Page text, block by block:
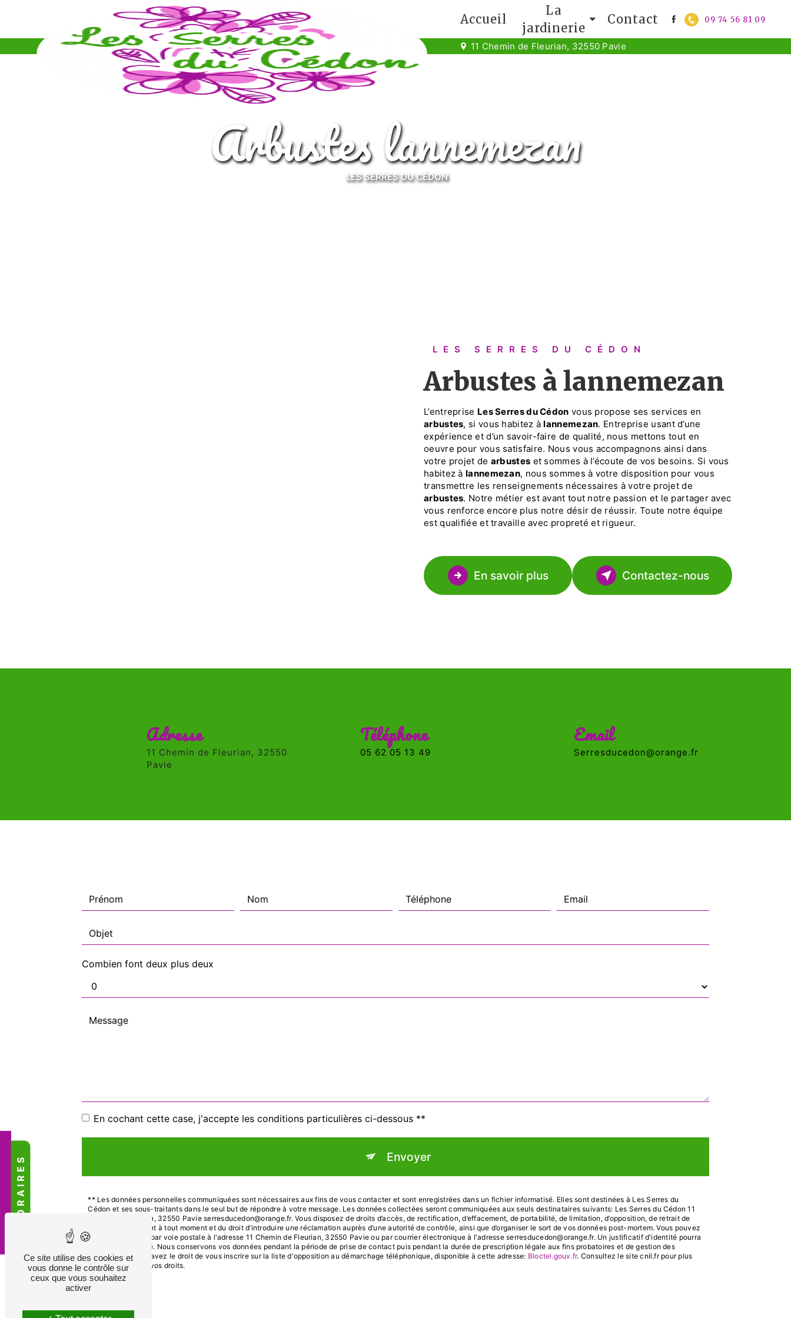
Accueil
La
jardinerie
Contact 09 74 56 81 09
11 Chemin de Fleurian, 32550 Pavie
HORAIRES
arbustes lannemezan
LES SERRES DU CÉDON
LES SERRES DU CÉDON
arbustes à lannemezan
L’entreprise Les Serres du Cédon vous propose ses services en
arbustes, si vous habitez àlannemezan. Entreprise usant d’une
expérience et d’un savoir-faire de qualité, nous mettons tout en
oeuvre pour vous satisfaire. Nous vous accompagnons ainsi dans
votre projet de arbustes et sommes à l’écoute de vos besoins. Si vous
habitez à lannemezan, nous sommes à votre disposition pour vous
transmettre les renseignements nécessaires à votre projet de
arbustes. Notre métier est avant tout notre passion et le partager avec
vous renforce encore plus notre désir de réussir. Toute notre équipe
est qualifiée et travaille avec propreté et rigueur.
En savoir plus Contactez-nous
Adresse
11 Chemin de Fleurian, 32550
Pavie
Téléphone
05 62 05 13 49
Email
serresducedon@orange.fr
Combien font deux plus deux
En cochant cette case, j'accepte les conditions particulières ci-dessous **
Envoyer
** Les données personnelles communiquées sont nécessaires aux fins de vous contacter et sont enregistrées dans un fichier informatisé. Elles sont destinées à Les Serres du
Cédon et ses sous-traitants dans le seul but de répondre à votre message. Les données collectées seront communiquées aux seuls destinataires suivants: Les Serres du Cédon 11
Chemin de Fleurian, 32550 Pavie serresducedon@orange.fr. Vous disposez de droits d’accès, de rectification, d’effacement, de portabilité, de limitation, d’opposition, de retrait de
votre consentement à tout moment et du droit d’introduire une réclamation auprès d’une autorité de contrôle, ainsi que d’organiser le sort de vos données post-mortem. Vous pouvez
exercer ces droits par voie postale à l'adresse 11 Chemin de Fleurian, 32550 Pavie ou par courrier électronique à l'adresse serresducedon@orange.fr. Un justificatif d'identité pourra
vous être demandé. Nous conservons vos données pendant la période de prise de contact puis pendant la durée de prescription légale aux fins probatoires et de gestion des
contentieux. Vous avez le droit de vous inscrire sur la liste d'opposition au démarchage téléphonique, disponible à cette adresse:
Bloctel.gouv.fr. Consultez le site cnil.fr pour plus
d’informations sur vos droits.
Ce site utilise des cookies et
vous donne le contrôle sur
ceux que vous souhaitez
activer